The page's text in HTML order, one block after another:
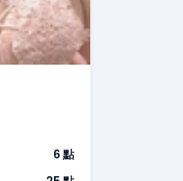
6 點